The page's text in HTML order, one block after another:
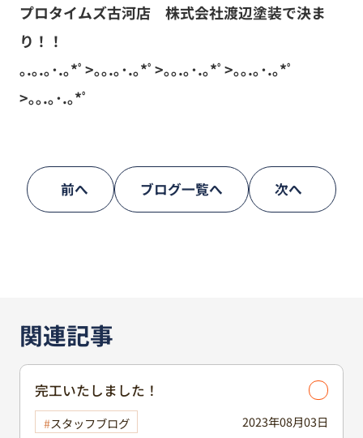
プロタイムズ古河店 株式会社渡辺塗装で決ま
り！！
｡.｡.｡･.｡*ﾟ>｡｡.｡･.｡*ﾟ>｡｡.｡･.｡*ﾟ>｡｡.｡･.｡*ﾟ
>｡｡.｡･.｡*ﾟ
前へ ブログ一覧へ 次へ
関連記事
2023年08月03日
完工いたしました！
スタッフブログ